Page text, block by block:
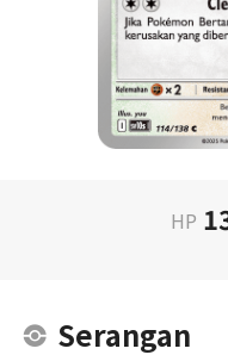
HP
Serangan